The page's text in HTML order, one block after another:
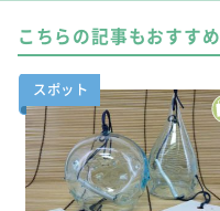
こちらの記事もおすすめ
スポット